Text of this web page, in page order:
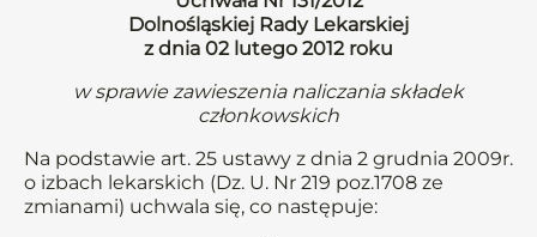
Dolnośląskiej Rady Lekarskiej
z dnia 02 lutego 2012 roku
w sprawie zawieszenia naliczania składek
członkowskich
Na podstawie art. 25 ustawy z dnia 2 grudnia 2009r.
o izbach lekarskich (Dz. U. Nr 219 poz.1708 ze
zmianami) uchwala się, co następuje: